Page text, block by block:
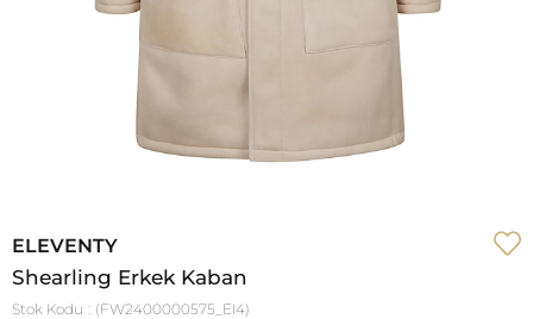
ELEVENTY
Shearling Erkek Kaban
Stok Kodu (FW2400000575_EI4)